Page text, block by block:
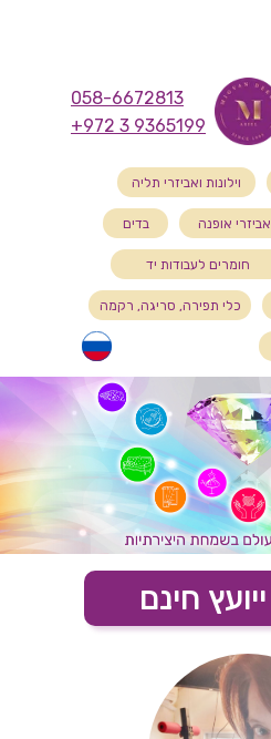
+972 3 9365199
058-6672813
וילונות ואביזרי תליה
בדים אביזרי אופנה
כלי תפירה, סריגה, רקמה
חומרים לעבודות יד
חינם